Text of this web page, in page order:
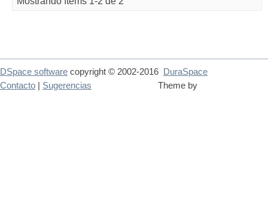
DSpace software copyright © 2002-2016
DuraSpace
Theme by
Contacto Sugerencias